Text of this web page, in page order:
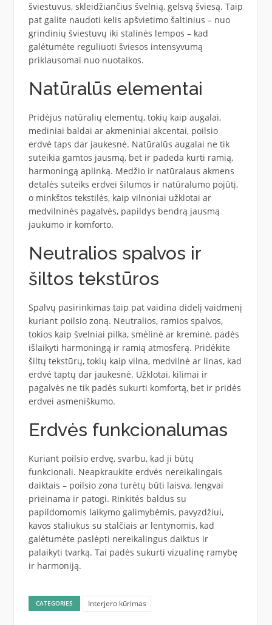
šviestuvus, skleidžiančius švelnią, gelsvą šviesą. Taip
pat galite naudoti kelis apšvietimo šaltinius – nuo
grindinių šviestuvų iki stalinės lempos – kad
galėtumėte reguliuoti šviesos intensyvumą
priklausomai nuo nuotaikos.
Natūralūs elementai
Pridėjus natūralių elementų, tokių kaip augalai,
mediniai baldai ar akmeniniai akcentai, poilsio
erdvė taps dar jaukesnė. Natūralūs augalai ne tik
suteikia gamtos jausmą, bet ir padeda kurti ramią,
harmoningą aplinką. Medžio ir natūralaus akmens
detalės suteiks erdvei šilumos ir natūralumo pojūtį,
o minkštos tekstilės, kaip vilnoniai užklotai ar
medvilninės pagalvės, papildys bendrą jausmą
jaukumo ir komforto.
Neutralios spalvos ir
šiltos tekstūros
Spalvų pasirinkimas taip pat vaidina didelį vaidmenį
kuriant poilsio zoną. Neutralios, ramios spalvos,
tokios kaip švelniai pilka, smėlinė ar kreminė, padės
išlaikyti harmoningą ir ramią atmosferą. Pridėkite
šiltų tekstūrų, tokių kaip vilna, medvilnė ar linas, kad
erdvė taptų dar jaukesnė. Užklotai, kilimai ir
pagalvės ne tik padės sukurti komfortą, bet ir pridės
erdvei asmeniškumo.
Erdvės funkcionalumas
Kuriant poilsio erdvę, svarbu, kad ji būtų
funkcionali. Neapkraukite erdvės nereikalingais
daiktais – poilsio zona turėtų būti laisva, lengvai
prieinama ir patogi. Rinkitės baldus su
papildomomis laikymo galimybėmis, pavyzdžiui,
kavos staliukus su stalčiais ar lentynomis, kad
galėtumėte paslėpti nereikalingus daiktus ir
palaikyti tvarką. Tai padės sukurti vizualinę ramybę
ir harmoniją.
CATEGORIES Interjero kūrimas